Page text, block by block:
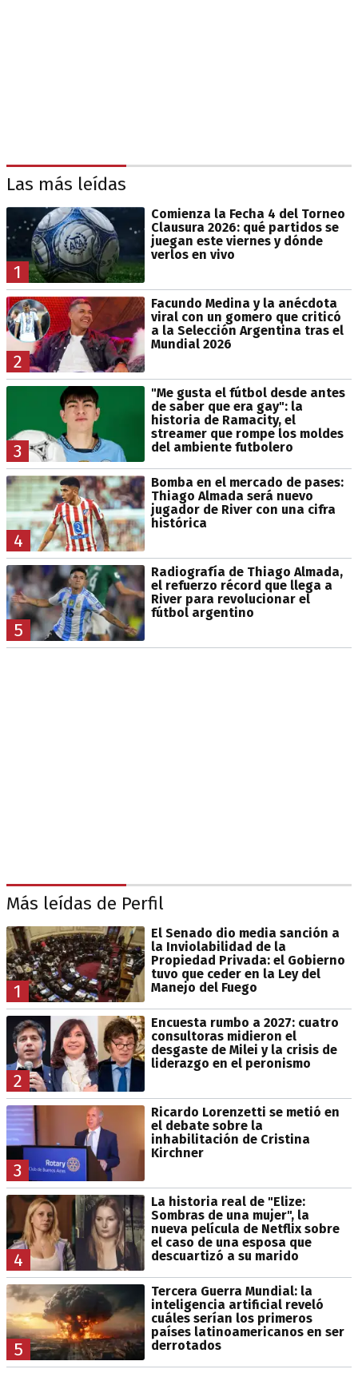
Las más leídas
1
Comienza la Fecha 4 del Torneo
Clausura 2026: qué partidos se
juegan este viernes y dónde
verlos en vivo
2
Facundo Medina y la anécdota
viral con un gomero que criticó
a la Selección Argentina tras el
Mundial 2026
3
"Me gusta el fútbol desde antes
de saber que era gay": la
historia de Ramacity, el
streamer que rompe los moldes
del ambiente futbolero
4
Bomba en el mercado de pases:
Thiago Almada será nuevo
jugador de River con una cifra
histórica
5
Radiografía de Thiago Almada,
el refuerzo récord que llega a
River para revolucionar el
fútbol argentino
Más leídas de Perfil
1
El Senado dio media sanción a
la Inviolabilidad de la
Propiedad Privada: el Gobierno
tuvo que ceder en la Ley del
Manejo del Fuego
2
Encuesta rumbo a 2027: cuatro
consultoras midieron el
desgaste de Milei y la crisis de
liderazgo en el peronismo
3
Ricardo Lorenzetti se metió en
el debate sobre la
inhabilitación de Cristina
Kirchner
4
La historia real de "Elize:
Sombras de una mujer", la
nueva película de Netflix sobre
el caso de una esposa que
descuartizó a su marido
5
Tercera Guerra Mundial: la
inteligencia artificial reveló
cuáles serían los primeros
países latinoamericanos en ser
derrotados